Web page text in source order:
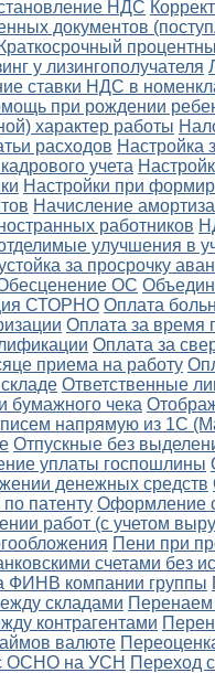
НДС
документов
Краткосрочный
у лизингополучателя
ставки НДС в
при рождении
характер работы
расходов Настройка
учета
Настройки при
Начисление
работников
улучшения в
за просрочку
ОС
СТОРНО Оплата
Оплата за время
Оплата за
приема на работу
Ответственные
бумажного чека
напрямую из 1С
Отпускные без
уплаты госпошлины
денежных средств
патенту Оформление
работ (с учетом
Пени при
счетами без
ФИНВ компании группы
складами Перенаем
контрагентами
валюте
ОСНО на УСН Переход